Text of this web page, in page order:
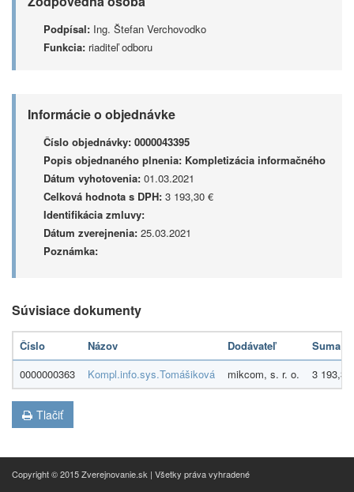
Podpísal: Ing. Štefan Verchovodko
Funkcia: riaditeľ odboru
Informácie o objednávke
Číslo objednávky: 0000043395
Popis objednaného plnenia: Kompletizácia informačného
Dátum vyhotovenia: 01.03.2021
Celková hodnota s DPH: 3 193,30 €
Identifikácia zmluvy:
Dátum zverejnenia: 25.03.2021
Poznámka:
Súvisiace dokumenty
Číslo Názov Dodávateľ
Suma
0000000363
Kompl.info.sys.Tomášiková mikcom, s. r. o. 3
Tlačiť
Copyright © 2015 Zverejnovanie.sk | Všetky práva vyhradené